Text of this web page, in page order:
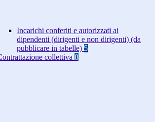
Incarichi conferiti e autorizzati ai
dipendenti (dirigenti e non dirigenti) (da
pubblicare in tabelle) 5
collettiva 8